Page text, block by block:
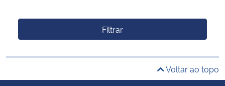
Filtrar
Voltar ao topo